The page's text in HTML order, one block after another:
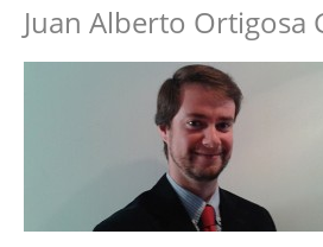
Juan Alberto Ortigosa